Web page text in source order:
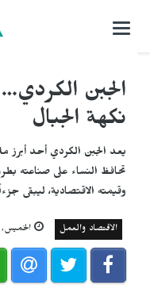
التحكم
الجبن
نكهة الجبال
يعد الجبن الكردي أحد أبرز
تحافظ النساء على صناعته
وقيمته الاقتصادية، ليبقى
الاقتصاد والعمل الخميس, 21 مايو 2026, 09:42